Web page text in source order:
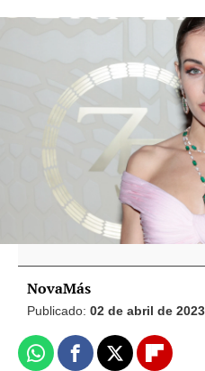
Hiba Abouk, tras el
marido Achraf
presente y lo que
Cayetana Guillén
de opinar sobre
hablar de los demás
NovaMás
Publicado: 02 de abril de
WhatsappFacebook
X